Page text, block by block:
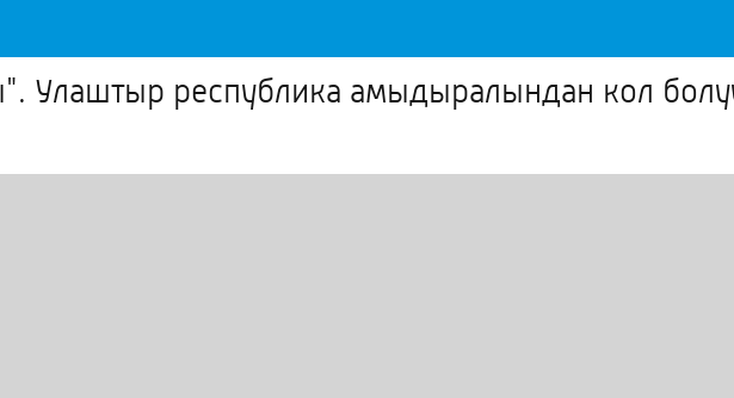
Улаштыр республика амыдыралындан кол